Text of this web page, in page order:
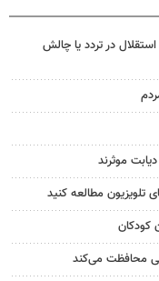
در تردد یا چالش
موثرند
مطالعه کنید
کودکان
محافظت می‌کند